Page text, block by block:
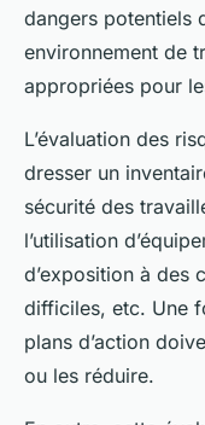
dangers potentiels
environnement de
appropriées pour
L’évaluation des
dresser un
sécurité des
l’utilisation
d’exposition à des
difficiles, etc. Une
plans d’action
ou les réduire.